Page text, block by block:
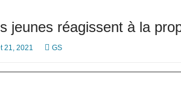
jeunes réagissent à la
21, 2021 GS